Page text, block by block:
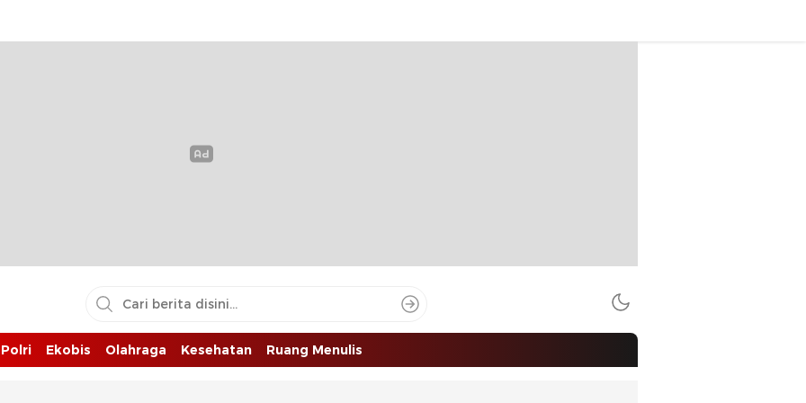
Ekobis Olahraga Kesehatan Ruang Menulis